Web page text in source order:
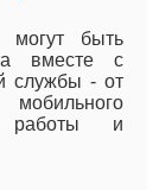
могут быть
вместе с
службы - от
работы и